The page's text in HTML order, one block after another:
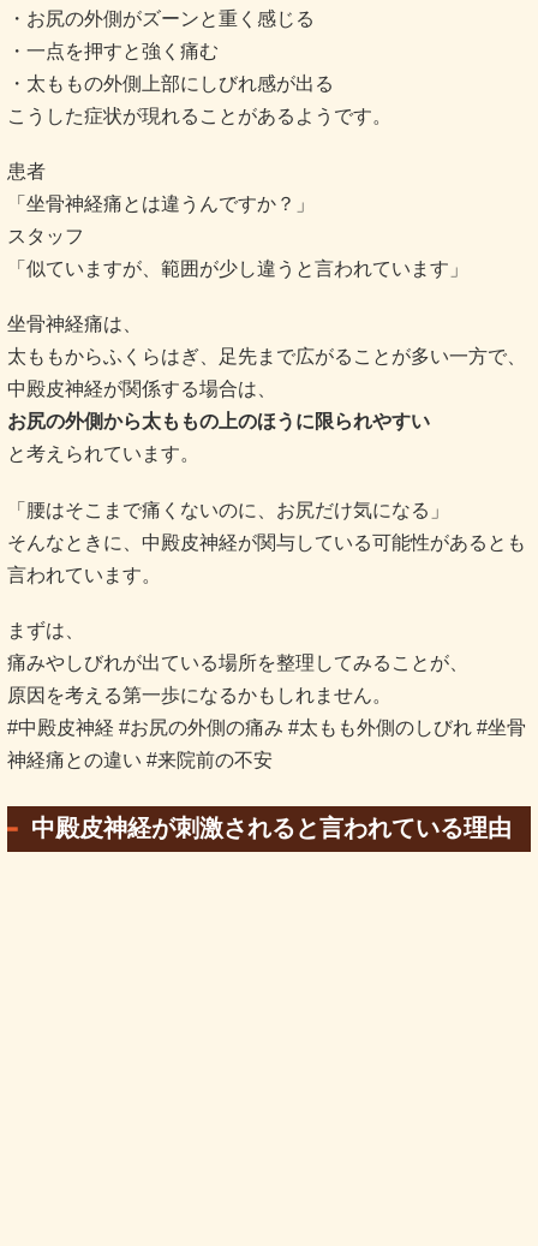
・お尻の外側がズーンと重く感じる
・一点を押すと強く痛む
・太ももの外側上部にしびれ感が出る
こうした症状が現れることがあるようです。
患者
「坐骨神経痛とは違うんですか？」
スタッフ
「似ていますが、範囲が少し違うと言われています」
坐骨神経痛は、
太ももからふくらはぎ、足先まで広がることが多い一方で、
中殿皮神経が関係する場合は、
お尻の外側から太ももの上のほうに限られやすい
と考えられています。
「腰はそこまで痛くないのに、お尻だけ気になる」
そんなときに、中殿皮神経が関与している可能性があるとも
言われています。
まずは、
痛みやしびれが出ている場所を整理してみることが、
原因を考える第一歩になるかもしれません。
#中殿皮神経 #お尻の外側の痛み #太もも外側のしびれ #坐骨
神経痛との違い #来院前の不安
中殿皮神経が刺激されると言われている理由